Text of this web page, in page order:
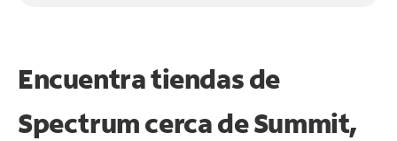
Encuentra tiendas de
Spectrum cerca deSummit,